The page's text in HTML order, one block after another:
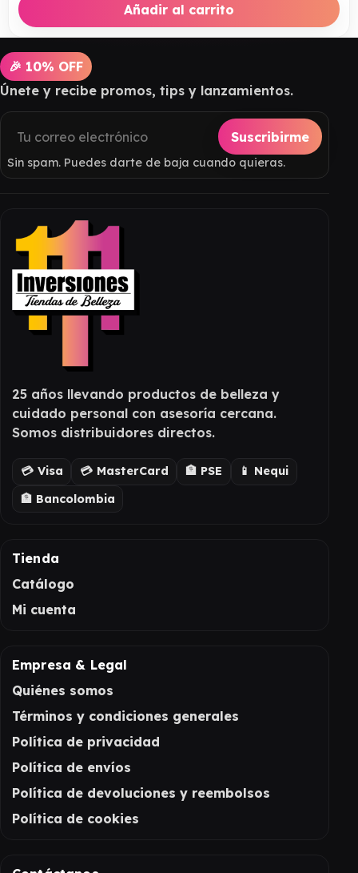
Añadir al carrito
🎉 10% OFF
Únete y recibe promos, tips y lanzamientos.
Suscribirme
Sin spam. Puedes darte de baja cuando quieras.
25 años llevando productos de belleza y
cuidado personal con asesoría cercana.
Somos distribuidores directos.
💳 Visa 💳 MasterCard 🏦 PSE
📱 Nequi
🏦 Bancolombia
Tienda
Catálogo
Mi cuenta
Empresa & Legal
Quiénes somos
Términos y condiciones generales
Política de privacidad
Política de envíos
Política de devoluciones y reembolsos
Política de cookies